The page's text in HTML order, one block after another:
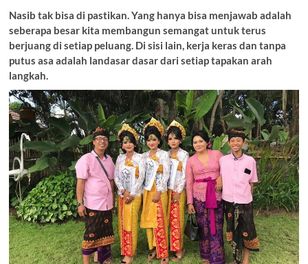
Nasib tak bisa di pastikan. Yang hanya bisa menjawab adalah
seberapa besar kita membangun semangat untuk terus
berjuang di setiap peluang. Di sisi lain, kerja keras dan tanpa
putus asa adalah landasar dasar dari setiap tapakan arah
langkah.